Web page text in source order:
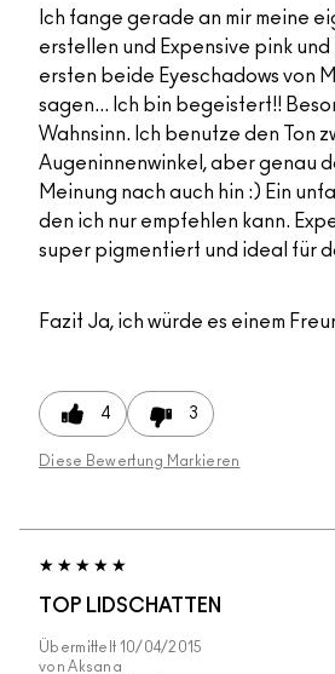
Ich fange gerade an mir meine
erstellen und Expensive pink und
ersten beide Eyeschadows von
sagen... Ich bin begeistert!!
Wahnsinn. Ich benutze den Ton
Augeninnenwinkel, aber genau
Meinung nach auch hin :) Ein
den ich nur empfehlen kann.
super pigmentiert und ideal für
Fazit Ja, ich würde es einem
4 3
Diese Bewertung Markieren
TOP LIDSCHATTEN
Übermittelt 10/04/2015
von Aksana